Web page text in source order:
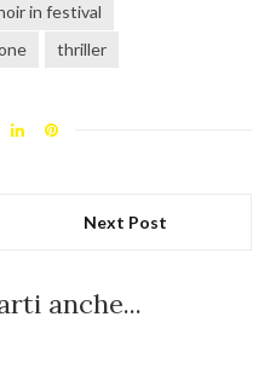
in festival
thriller
Next Post
anche...